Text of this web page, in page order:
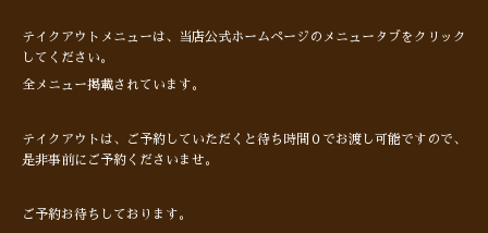
テイクアウトメニューは、当店公式ホームページのメニュータブをクリック
してください。
全メニュー掲載されています。
テイクアウトは、ご予約していただくと待ち時間０でお渡し可能ですので、
是非事前にご予約くださいませ。
ご予約お待ちしております。